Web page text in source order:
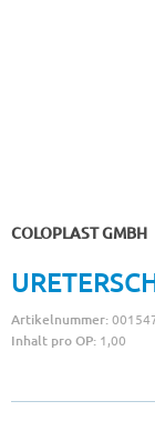
COLOPLAST GMBH
Artikelnummer:
Inhalt pro OP: 1,00